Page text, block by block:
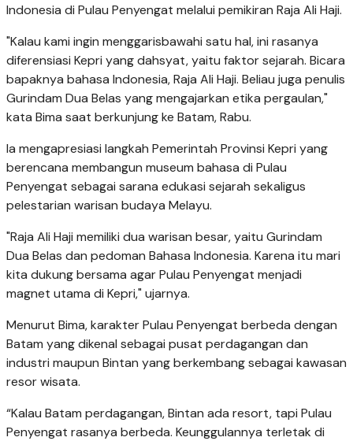
Indonesia di Pulau Penyengat melalui pemikiran Raja Ali Haji.
"Kalau kami ingin menggarisbawahi satu hal, ini rasanya
diferensiasi Kepri yang dahsyat, yaitu faktor sejarah. Bicara
bapaknya bahasa Indonesia, Raja Ali Haji. Beliau juga penulis
Gurindam Dua Belas yang mengajarkan etika pergaulan,"
kata Bima saat berkunjung ke Batam, Rabu.
Ia mengapresiasi langkah Pemerintah Provinsi Kepri yang
berencana membangun museum bahasa di Pulau
Penyengat sebagai sarana edukasi sejarah sekaligus
pelestarian warisan budaya Melayu.
"Raja Ali Haji memiliki dua warisan besar, yaitu Gurindam
Dua Belas dan pedoman Bahasa Indonesia. Karena itu mari
kita dukung bersama agar Pulau Penyengat menjadi
magnet utama di Kepri," ujarnya.
Menurut Bima, karakter Pulau Penyengat berbeda dengan
Batam yang dikenal sebagai pusat perdagangan dan
industri maupun Bintan yang berkembang sebagai kawasan
resor wisata.
“Kalau Batam perdagangan, Bintan ada resort, tapi Pulau
Penyengat rasanya berbeda. Keunggulannya terletak di